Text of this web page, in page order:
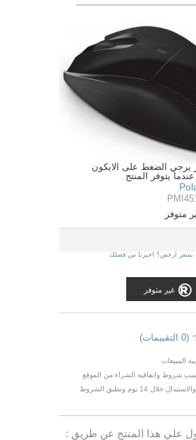
يرجي الضغط على الايكون
يتوفر المنتج
متوفر
بسعر ارخص؟ اخبرنا من فضلك
غير متوفر
(0 التقييمات)
المبيعات
شروط واتفاقية الشراء من الموقع
> يمكن الاسترجاع والاستبدال خلال 14 يوم وتطبق الشروط
علي هذا المنتج عن طريق :